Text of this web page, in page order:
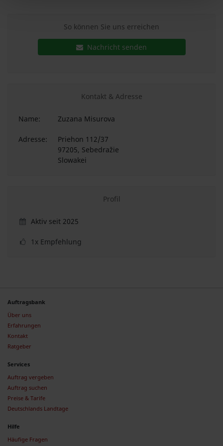
So können Sie uns erreichen
Nachricht senden
Kontakt & Adresse
Name: Zuzana Misurova
Adresse:
Priehon 112/37
97205, Sebedražie
Slowakei
Profil
Aktiv seit 2025
1x Empfehlung
Auftragsbank
Über uns
Erfahrungen
Kontakt
Ratgeber
Services
Auftrag vergeben
Auftrag suchen
Preise & Tarife
Deutschlands Landtage
Hilfe
Häufige Fragen